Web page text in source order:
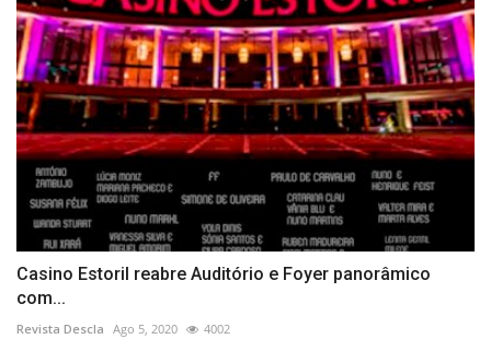
Casino Estoril reabre Auditório e Foyer panorâmico
com...
Revista Descla Ago 5, 2020 4002